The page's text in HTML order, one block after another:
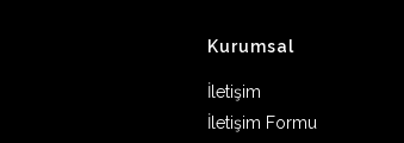
Kurumsal
İletişim
İletişim Formu